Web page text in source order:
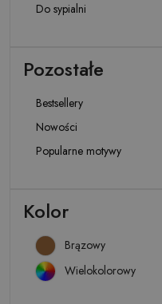
Do sypialni
Pozostałe
Bestsellery
Nowości
Popularne motywy
Kolor
Brązowy
Wielokolorowy